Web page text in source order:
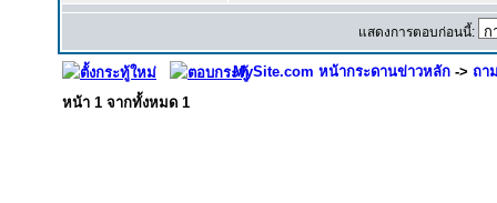
แสดงการตอบก่อนนี้:
MySite.com หน้ากระดานข่าวหลัก -> ถา
หน้า 1 จากทั้งหมด 1